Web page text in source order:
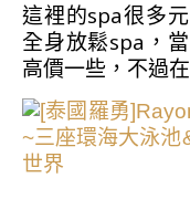
這裡的spa很多
全身放鬆spa，
高價一些，不過